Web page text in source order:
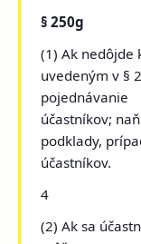
§ 250g
(1) Ak nedôjde
uvedeným v §
pojednávanie
účastníkov;
podklady,
účastníkov.
4
(2) Ak sa